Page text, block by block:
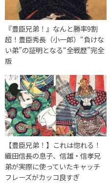
『豊臣兄弟！』なんと勝率9割
超！豊臣秀長（小一郎）“負けな
い弟”の証明となる“全戦歴”完全
版
【豊臣兄弟！】これは惚れる！
織田信長の息子、信雄・信孝兄
弟が実際に使っていたキャッチ
フレーズがカッコ良すぎ